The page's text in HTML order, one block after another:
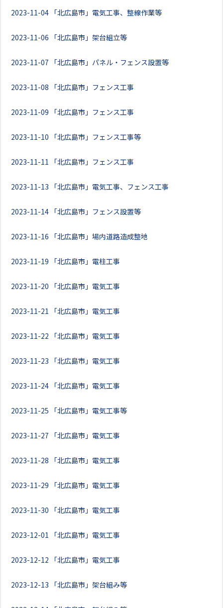
2023-11-04 「北広島市」電気工事、整線作業等
2023-11-06 「北広島市」架台組立等
2023-11-07 「北広島市」パネル・フェンス設置等
2023-11-08 「北広島市」フェンス工事
2023-11-09 「北広島市」フェンス工事
2023-11-10 「北広島市」フェンス工事等
2023-11-11 「北広島市」フェンス工事
2023-11-13 「北広島市」電気工事、フェンス工事
2023-11-14 「北広島市」フェンス設置等
2023-11-16 「北広島市」場内道路造成整地
2023-11-19 「北広島市」電柱工事
2023-11-20 「北広島市」電気工事
2023-11-21 「北広島市」電気工事
2023-11-22 「北広島市」電気工事
2023-11-23 「北広島市」電気工事
2023-11-24 「北広島市」電気工事
2023-11-25 「北広島市」電気工事等
2023-11-27 「北広島市」電気工事
2023-11-28 「北広島市」電気工事
2023-11-29 「北広島市」電気工事
2023-11-30 「北広島市」電気工事
2023-12-01 「北広島市」電気工事
2023-12-12 「北広島市」電気工事
2023-12-13 「北広島市」架台組み等